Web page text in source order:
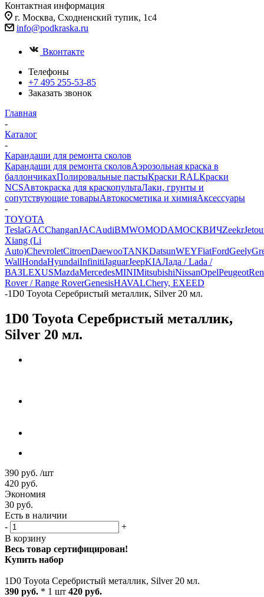
Контактная информация
г. Москва, Сходненский тупик, 1с4
info@podkraska.ru
Вконтакте
Телефоны
+7 495 255-53-85
Заказать звонок
Главная
-
Каталог
-
Карандаши для ремонта сколов
Карандаши для ремонта сколовАэрозольная краска в
баллончикахПолировальные пастыКраски RALКраски
NCSАвтокраска для краскопультаЛаки, грунты и
сопутствующие товарыАвтокосметика и химияАксессуары
-
TOYOTA
TeslaGACChanganJACAudiBMWOMODAМОСКВИЧZeekr
Xiang (Li
Auto)ChevroletCitroenDaewooTANKDatsunWEYFiatFordGeely
WallHondaHyundaiInfinitiJaguarJeepKIAЛада / Lada /
ВАЗLEXUSMazdaMercedesMINIMitsubishiNissanOpelPeugeot
Rover / Range RoverGenesisHAVALChery, EXEED
-1D0 Toyota Серебристый металлик, Silver 20 мл.
1D0 Toyota Серебристый металлик,
Silver 20 мл.
390 руб. /шт
420 руб.
Экономия
30 руб.
Есть в наличии
-
+
В корзину
Весь товар сертифицирован!
Купить набор
1D0 Toyota Серебристый металлик, Silver 20 мл.
390 руб. * 1 шт 420 руб.